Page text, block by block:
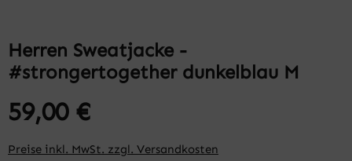
Herren Sweatjacke -
#strongertogether dunkelblau M
59,00 €
Preise inkl. MwSt. zzgl. Versandkosten